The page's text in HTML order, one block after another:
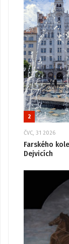
2
ČVC, 31 2026
Farského
Dejvicích